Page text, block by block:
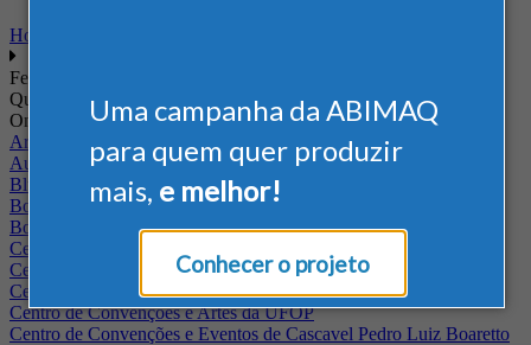
Uma campanha da ABIMAQ
para quem quer produzir
mais, e melhor!
Conhecer o projeto
Home
Feiras
Quando
Onde
Arena Jaguariuna
Auditório Albano Franco - FIEPA
Blumenau - SC
BolognaFiere
Boulevard Olimpico - RJ
Centro Internacional de Convenções do Brasil, em Brasília
Centro de Convenções - SE
Centro de Convenções de Pernambuco - PE
Centro de Convenções e Artes da UFOP
Centro de Convenções e Eventos de Cascavel Pedro Luiz Boaretto